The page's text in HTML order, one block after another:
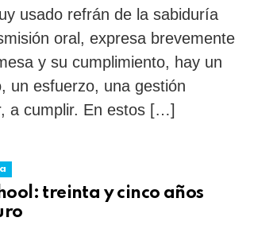
usado refrán de la sabiduría
oral, expresa brevemente
y su cumplimiento, hay un
un esfuerzo, una gestión
a cumplir. En estos […]
treinta y cinco años